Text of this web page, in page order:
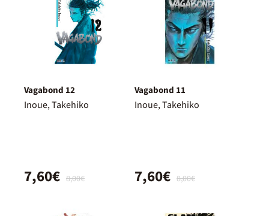
Vagabond 12
Inoue, Takehiko
8,00€
7,60€
Vagabond 11
Inoue, Takehiko
8,00€
7,60€